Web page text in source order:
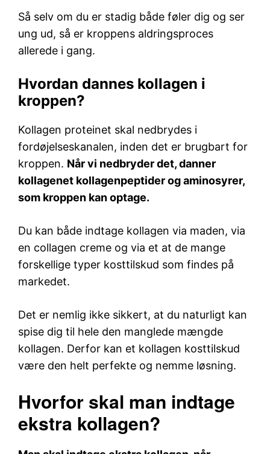
Så selv om du er stadig både føler dig og ser
ung ud, så er kroppens aldringsproces
allerede i gang.
Hvordan dannes kollagen i
kroppen?
Kollagen proteinet skal nedbrydes i
fordøjelseskanalen, inden det er brugbart for
kroppen. Når vi nedbryder det, danner
kollagenet kollagenpeptider og aminosyrer,
som kroppen kan optage.
Du kan både indtage kollagen via maden, via
en collagen creme og via et at de mange
forskellige typer kosttilskud som findes på
markedet.
Det er nemlig ikke sikkert, at du naturligt kan
spise dig til hele den manglede mængde
kollagen. Derfor kan et kollagen kosttilskud
være den helt perfekte og nemme løsning.
Hvorfor skal man indtage
ekstra kollagen?